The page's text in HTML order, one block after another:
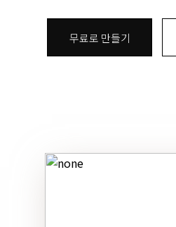
무료로 만들기